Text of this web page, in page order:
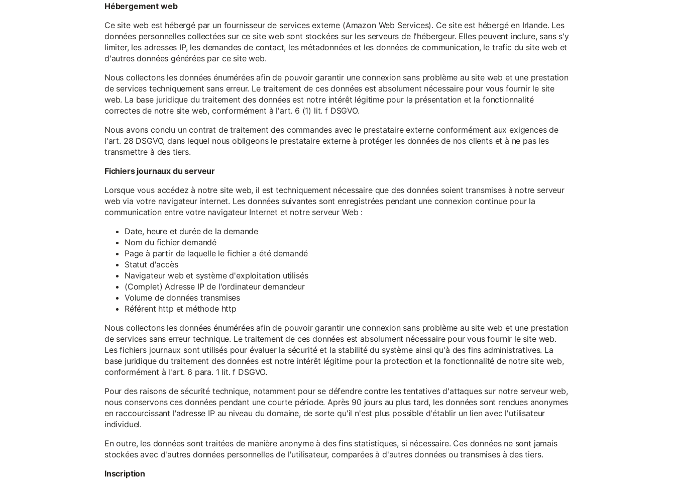
Hébergement web
Ce site web est hébergé par un fournisseur de services externe (Amazon Web Services). Ce site est hébergé en Irlande. Les
données personnelles collectées sur ce site web sont stockées sur les serveurs de l'hébergeur. Elles peuvent inclure, sans s'y
limiter, les adresses IP, les demandes de contact, les métadonnées et les données de communication, le trafic du site web et
d'autres données générées par ce site web.
Nous collectons les données énumérées afin de pouvoir garantir une connexion sans problème au site web et une prestation
de services techniquement sans erreur. Le traitement de ces données est absolument nécessaire pour vous fournir le site
web. La base juridique du traitement des données est notre intérêt légitime pour la présentation et la fonctionnalité
correctes de notre site web, conformément à l'art. 6 (1) lit. f DSGVO.
Nous avons conclu un contrat de traitement des commandes avec le prestataire externe conformément aux exigences de
l'art. 28 DSGVO, dans lequel nous obligeons le prestataire externe à protéger les données de nos clients et à ne pas les
transmettre à des tiers.
Fichiers journaux du serveur
Lorsque vous accédez à notre site web, il est techniquement nécessaire que des données soient transmises à notre serveur
web via votre navigateur internet. Les données suivantes sont enregistrées pendant une connexion continue pour la
communication entre votre navigateur Internet et notre serveur Web :
Date, heure et durée de la demande
Nom du fichier demandé
Page à partir de laquelle le fichier a été demandé
Statut d'accès
Navigateur web et système d'exploitation utilisés
(Complet) Adresse IP de l'ordinateur demandeur
Volume de données transmises
Référent http et méthode http
Nous collectons les données énumérées afin de pouvoir garantir une connexion sans problème au site web et une prestation
de services sans erreur technique. Le traitement de ces données est absolument nécessaire pour vous fournir le site web.
Les fichiers journaux sont utilisés pour évaluer la sécurité et la stabilité du système ainsi qu'à des fins administratives. La
base juridique du traitement des données est notre intérêt légitime pour la protection et la fonctionnalité de notre site web,
conformément à l'art. 6 para. 1 lit. f DSGVO.
Pour des raisons de sécurité technique, notamment pour se défendre contre les tentatives d'attaques sur notre serveur web,
nous conservons ces données pendant une courte période. Après 90 jours au plus tard, les données sont rendues anonymes
en raccourcissant l'adresse IP au niveau du domaine, de sorte qu'il n'est plus possible d'établir un lien avec l'utilisateur
individuel.
En outre, les données sont traitées de manière anonyme à des fins statistiques, si nécessaire. Ces données ne sont jamais
stockées avec d'autres données personnelles de l'utilisateur, comparées à d'autres données ou transmises à des tiers.
Inscription